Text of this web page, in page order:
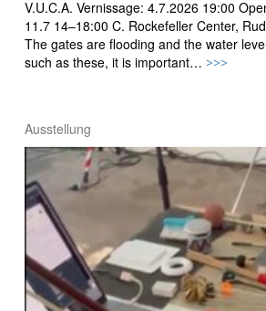
V.U.C.A. Vernissage: 4.7.2026 19:00
11.7 14–18:00 C. Rockefeller Center,
The gates are flooding and the water
such as these, it is important…>>>
Ausstellung